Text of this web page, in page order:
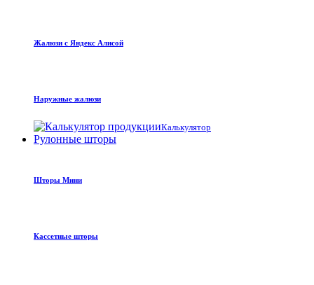
Жалюзи с Яндекс Алисой
Наружные жалюзи
Калькулятор
Рулонные шторы
Шторы Мини
Кассетные шторы